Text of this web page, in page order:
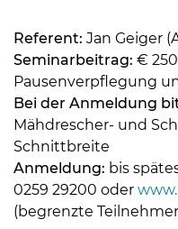
Referent: Jan Geiger
Seminarbeitrag: €
Pausenverpflegung
Bei der Anmeldung
Mähdrescher- und
Schnittbreite
Anmeldung: bis
0259 29200 oder
(begrenzte